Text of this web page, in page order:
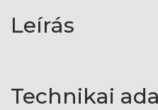
Leírás
Technikai